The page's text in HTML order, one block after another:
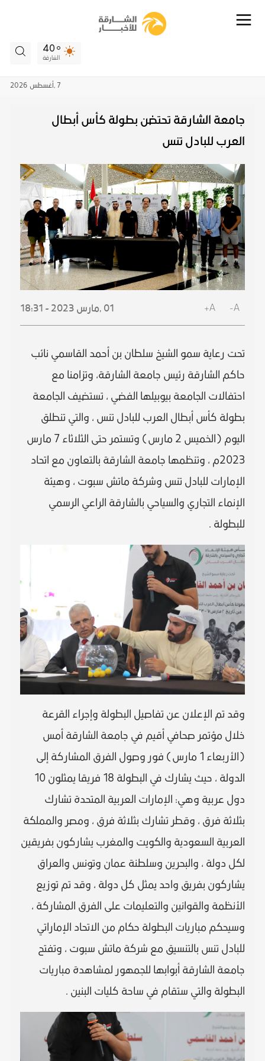
40
الشارقة
7 , أغسطس 2026
جامعة الشارقة تحتضن بطولة كأس أبطال
العرب للبادل تنس
A-
A+
01 , مارس 2023 - 18:31
تحت رعاية سمو الشيخ سلطان بن أحمد القاسمي نائب
حاكم الشارقة رئيس جامعة الشارقة، وتزامنا مع
احتفالات الجامعة بيوبيلها الفضي ، تستضيف الجامعة
بطولة كأس أبطال العرب للبادل تنس ، والتي تنطلق
اليوم (الخميس 2 مارس) وتستمر حتى الثلاثاء 7 مارس
2023م ، وتنظمها جامعة الشارقة بالتعاون مع اتحاد
الإمارات للبادل تنس وشركة ماتش سبوت ، وهيئة
الإنماء التجاري والسياحي بالشارقة الراعي الرسمي
للبطولة .
وقد تم الإعلان عن تفاصيل البطولة وإجراء القرعة
خلال مؤتمر صحافي أقيم في جامعة الشارقة أمس
(الأربعاء 1 مارس) فور وصول الفرق المشاركة إلى
الدولة ، حيث يشارك في البطولة 18 فريقا يمثلون 10
دول عربية وهي: الإمارات العربية المتحدة تشارك
بثلاثة فرق ، وقطر تشارك بثلاثة فرق ، ومصر والمملكة
العربية السعودية والكويت والمغرب يشاركون بفريقين
لكل دولة ، والبحرين وسلطنة عمان وتونس والعراق
يشاركون بفريق واحد يمثل كل دولة ، وقد تم توزيع
الأنظمة والقوانين والتعليمات على الفرق المشاركة ،
وسيحكم مباريات البطولة حكام من الاتحاد الإماراتي
للبادل تنس بالتنسيق مع شركة ماتش سبوت ، وتفتح
جامعة الشارقة أبوابها للجمهور لمشاهدة مباريات
البطولة والتي ستقام في ساحة كليات البنين .